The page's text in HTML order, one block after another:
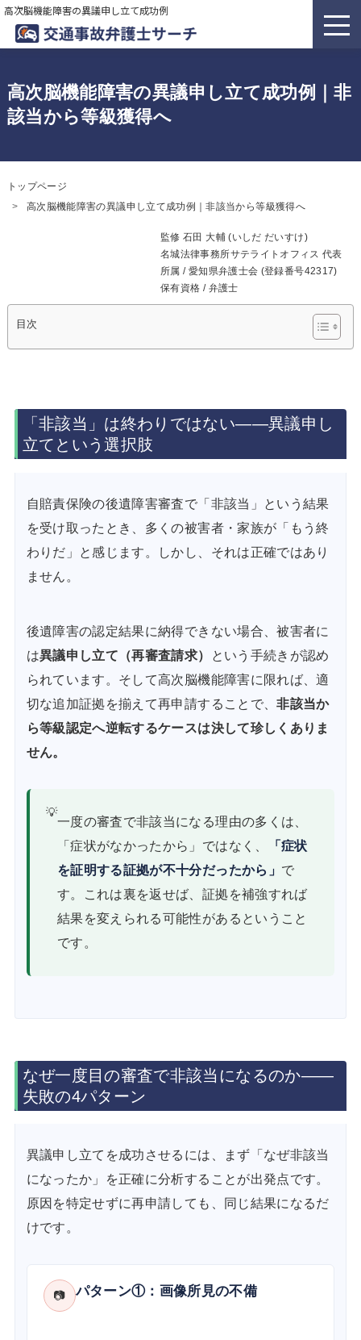
高次脳機能障害の異議申し立て成功例
高次脳機能障害の異議申し立て成功例｜非
該当から等級獲得へ
トップページ
高次脳機能障害の異議申し立て成功例｜非該当から等級獲得へ
監修石田 大輔 (いしだ だいすけ)
名城法律事務所サテライトオフィス 代表
所属 / 愛知県弁護士会 (登録番号42317)
保有資格 / 弁護士
目次
「非該当」は終わりではない――異議申し
立てという選択肢
自賠責保険の後遺障害審査で「非該当」という結果
を受け取ったとき、多くの被害者・家族が「もう終
わりだ」と感じます。しかし、それは正確ではあり
ません。
後遺障害の認定結果に納得できない場合、被害者に
は異議申し立て（再審査請求）
という手続きが認め
られています。そして高次脳機能障害に限れば、適
切な追加証拠を揃えて再申請することで、非該当か
ら等級認定へ逆転するケースは決して珍しくありま
せん。
💡
一度の審査で非該当になる理由の多くは、
「症状がなかったから」ではなく、
「症状
を証明する証拠が不十分だったから」 で
す。これは裏を返せば、証拠を補強すれば
結果を変えられる可能性があるということ
です。
なぜ一度目の審査で非該当になるのか――
失敗の4パターン
異議申し立てを成功させるには、まず「なぜ非該当
になったか」を正確に分析することが出発点です。
原因を特定せずに再申請しても、同じ結果になるだ
けです。
📷 パターン①：画像所見の不備